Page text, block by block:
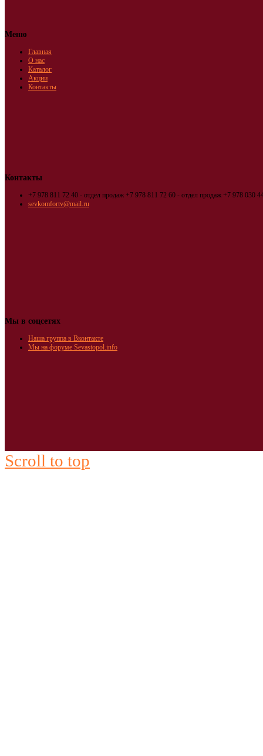
Меню
Главная
О нас
Каталог
Акции
Контакты
Контакты
+7 978 811 72 40 - отдел продаж +7 978 811 72 60 - отдел продаж +7 978 030
sevkomfortv@mail.ru
Мы в соцсетях
Наша группа в Вконтакте
Мы на форуме Sevastopol.info
Scroll to top